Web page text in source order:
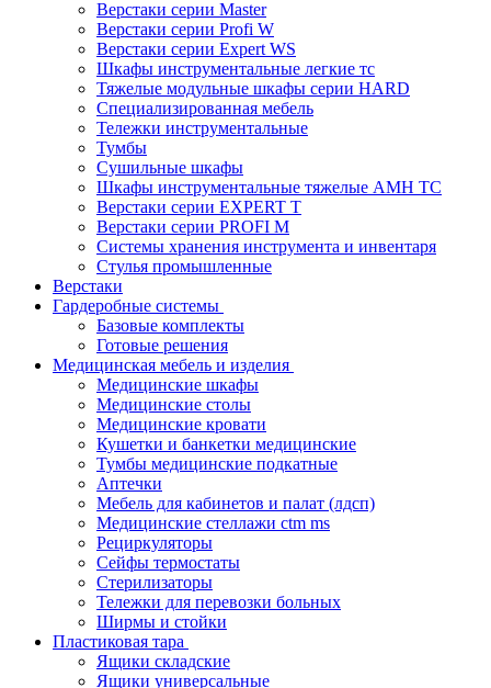
Верстаки серии Master
Верстаки серии Profi W
Верстаки серии Expert WS
Шкафы инструментальные легкие тс
Тяжелые модульные шкафы серии HARD
Cпециализированная мебель
Тележки инструментальные
Тумбы
Cушильные шкафы
Шкафы инструментальные тяжелые AMH TC
Верстаки серии EXPERT T
Верстаки серии PROFI M
Системы хранения инструмента и инвентаря
Стулья промышленные
Верстаки
Гардеробные системы
Базовые комплекты
Готовые решения
Медицинская мебель и изделия
Медицинские шкафы
Медицинские столы
Медицинские кровати
Кушетки и банкетки медицинские
Тумбы медицинские подкатные
Аптечки
Мебель для кабинетов и палат (лдсп)
Медицинские стеллажи ctm ms
Рециркуляторы
Сейфы термостаты
Стерилизаторы
Тележки для перевозки больных
Ширмы и стойки
Пластиковая тара
Ящики складские
Ящики универсальные